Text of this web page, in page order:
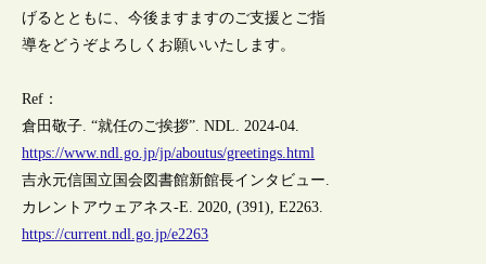
げるとともに、今後ますますのご支援とご指
導をどうぞよろしくお願いいたします。
Ref：
倉田敬子. “就任のご挨拶”. NDL. 2024-04.
https://www.ndl.go.jp/jp/aboutus/greetings.html
吉永元信国立国会図書館新館長インタビュー.
カレントアウェアネス-E. 2020, (391), E2263.
https://current.ndl.go.jp/e2263